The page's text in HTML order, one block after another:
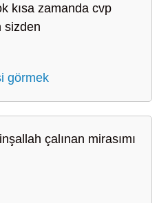
kısa zamanda cvp
sizden
görmek
çalınan mirasımı